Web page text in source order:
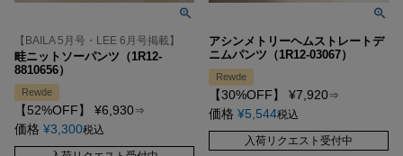
【BAILA 5月号・LEE 6月号掲載】
畦ニットソーパンツ（1R12-
8810656）
Rewde
【52%OFF】 ¥6,930⇒
価格 ¥3,300税込
アシンメトリーヘムストレートデ
ニムパンツ（1R12-03067）
Rewde
【30%OFF】 ¥7,920⇒
価格 ¥5,544税込
入荷リクエスト受付中